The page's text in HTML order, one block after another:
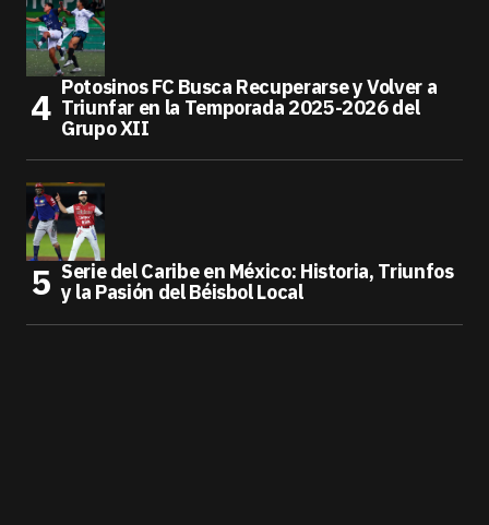
Potosinos FC Busca Recuperarse y Volver a
Triunfar en la Temporada 2025-2026 del
Grupo XII
Serie del Caribe en México: Historia, Triunfos
y la Pasión del Béisbol Local